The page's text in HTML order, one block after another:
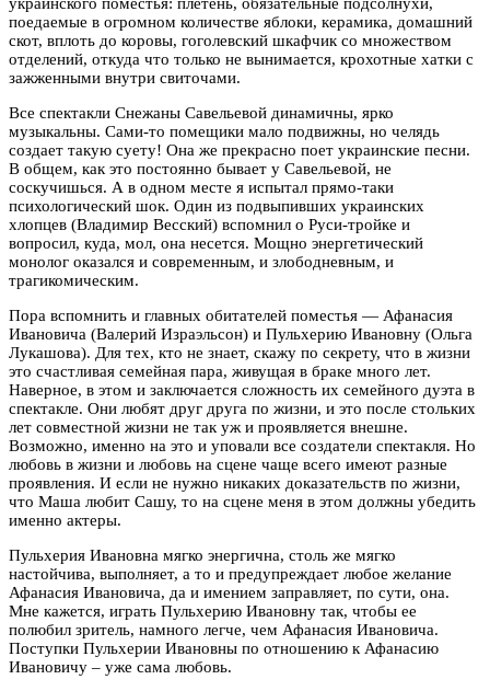
поедаемые в огромном количестве яблоки, керамика, домашний
скот, вплоть до коровы, гоголевский шкафчик со множеством
отделений, откуда что только не вынимается, крохотные хатки с
зажженными внутри свиточами.
Все спектакли Снежаны Савельевой динамичны, ярко
музыкальны. Сами-то помещики мало подвижны, но челядь
создает такую суету! Она же прекрасно поет украинские песни.
В общем, как это постоянно бывает у Савельевой, не
соскучишься. А в одном месте я испытал прямо-таки
психологический шок. Один из подвыпивших украинских
хлопцев (Владимир Весский) вспомнил о Руси-тройке и
вопросил, куда, мол, она несется. Мощно энергетический
монолог оказался и современным, и злободневным, и
трагикомическим.
Пора вспомнить и главных обитателей поместья — Афанасия
Ивановича (Валерий Израэльсон) и Пульхерию Ивановну (Ольга
Лукашова). Для тех, кто не знает, скажу по секрету, что в жизни
это счастливая семейная пара, живущая в браке много лет.
Наверное, в этом и заключается сложность их семейного дуэта в
спектакле. Они любят друг друга по жизни, и это после стольких
лет совместной жизни не так уж и проявляется внешне.
Возможно, именно на это и уповали все создатели спектакля. Но
любовь в жизни и любовь на сцене чаще всего имеют разные
проявления. И если не нужно никаких доказательств по жизни,
что Маша любит Сашу, то на сцене меня в этом должны убедить
именно актеры.
Пульхерия Ивановна мягко энергична, столь же мягко
настойчива, выполняет, а то и предупреждает любое желание
Афанасия Ивановича, да и имением заправляет, по сути, она.
Мне кажется, играть Пульхерию Ивановну так, чтобы ее
полюбил зритель, намного легче, чем Афанасия Ивановича.
Поступки Пульхерии Ивановны по отношению к Афанасию
Ивановичу – уже сама любовь.